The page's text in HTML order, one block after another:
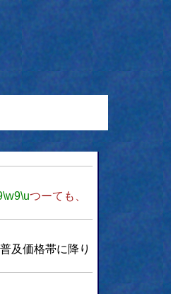
\w9\uつーても、
及価格帯に降り